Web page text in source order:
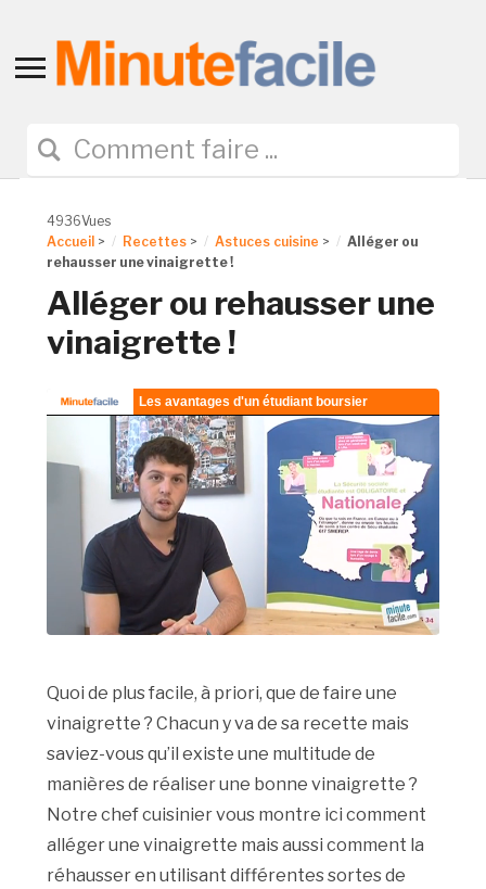
Toggle
navigation
4936Vues
Accueil > Recettes > Astuces cuisine >
Alléger ou
rehausser une vinaigrette !
Alléger ou rehausser une
vinaigrette !
Quoi de plus facile, à priori, que de faire une
vinaigrette ? Chacun y va de sa recette mais
saviez-vous qu’il existe une multitude de
manières de réaliser une bonne vinaigrette ?
Notre chef cuisinier vous montre ici comment
alléger une vinaigrette mais aussi comment la
réhausser en utilisant différentes sortes de